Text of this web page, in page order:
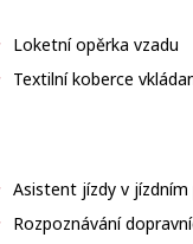
Loketní opěrka vzadu
Textilní koberce
Asistent jízdy v jízdním
Rozpoznávání